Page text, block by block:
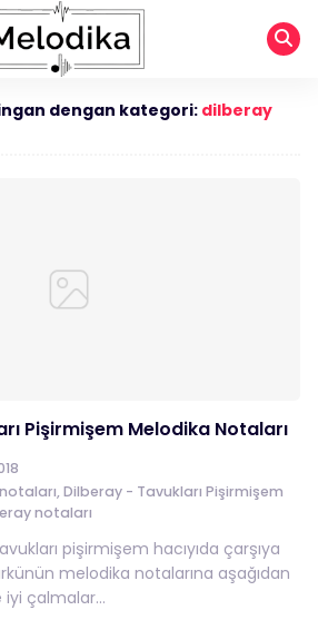
dengan kategori: dilberay
Pişirmişem Melodika Notaları
, Dilberay - Tavukları Pişirmişem
notaları
pişirmişem hacıyıda çarşıya
melodika notalarına aşağıdan
iyi çalmalar...